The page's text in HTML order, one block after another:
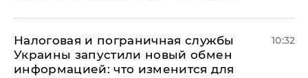
Налоговая и пограничная службы
Украины запустили новый обмен
информацией: что изменится для
10:32